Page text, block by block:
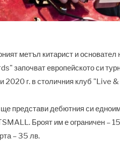
метъл китарист и
започват европейското си
2020 г. в столичния клуб "Live
представи дебютния си
Броят им е ограничен –
– 35 лв.